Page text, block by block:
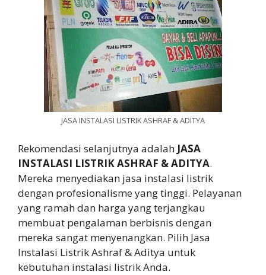
JASA INSTALASI LISTRIK ASHRAF & ADITYA
Rekomendasi selanjutnya adalah JASA
INSTALASI LISTRIK ASHRAF & ADITYA.
Mereka menyediakan jasa instalasi listrik
dengan profesionalisme yang tinggi. Pelayanan
yang ramah dan harga yang terjangkau
membuat pengalaman berbisnis dengan
mereka sangat menyenangkan. Pilih Jasa
Instalasi Listrik Ashraf & Aditya untuk
kebutuhan instalasi listrik Anda.